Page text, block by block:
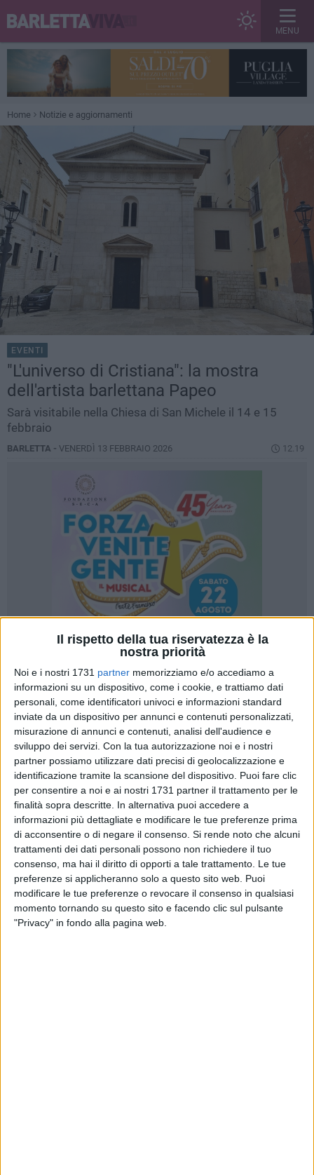
Il rispetto della tua riservatezza è la
nostra priorità
Noi e i nostri 1731 partner memorizziamo e/o accediamo a
informazioni su un dispositivo, come i cookie, e trattiamo dati
personali, come identificatori univoci e informazioni standard
inviate da un dispositivo per annunci e contenuti personalizzati,
misurazione di annunci e contenuti, analisi dell'audience e
sviluppo dei servizi. Con la tua autorizzazione noi e i nostri
partner possiamo utilizzare dati precisi di geolocalizzazione e
identificazione tramite la scansione del dispositivo. Puoi fare clic
per consentire a noi e ai nostri 1731 partner il trattamento per le
finalità sopra descritte. In alternativa puoi accedere a
informazioni più dettagliate e modificare le tue preferenze prima
di acconsentire o di negare il consenso. Si rende noto che alcuni
trattamenti dei dati personali possono non richiedere il tuo
consenso, ma hai il diritto di opporti a tale trattamento. Le tue
preferenze si applicheranno solo a questo sito web. Puoi
modificare le tue preferenze o revocare il consenso in qualsiasi
momento tornando su questo sito e facendo clic sul pulsante
"Privacy" in fondo alla pagina web.
MENU
Home Notizie e aggiornamenti
EVENTI
"L'universo di Cristiana": la mostra
dell'artista barlettana Papeo
Sarà visitabile nella Chiesa di San Michele il 14 e 15
febbraio
BARLETTA - VENERDÌ 13 FEBBRAIO 2026 12.19
16
Un viaggio personale che scava negli abissi della propria
interiorità, con un pizzico di estro, creatività e fantasia: è
questa la mostra della barlettana Cristiana Papeo, in
programma presso la Chiesa di San Michele il 14 e 15
febbraio, dalle ore 18.00 alle ore 21.00.
Una passione nata non da studi accademici, ma da una
profonda curiosità verso il mondo della pittura e dalla
possibilità di rappresentare la realtà che la circonda
attraverso forme e colori diversi. «Nel 2019 ho cominciato a
dipingere e da allora ho proseguito come autodidatta,
lasciandomi guidare dall'esperienza diretta e dall'ascolto di
ciò che accade durante il processo creativo», dichiara.